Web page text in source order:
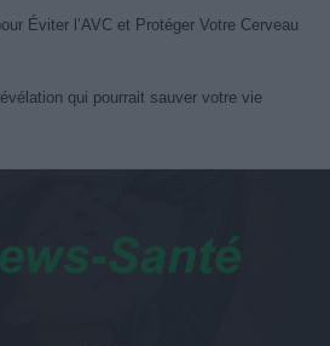
Éviter l’AVC et Protéger Votre Cerveau
qui pourrait sauver votre vie